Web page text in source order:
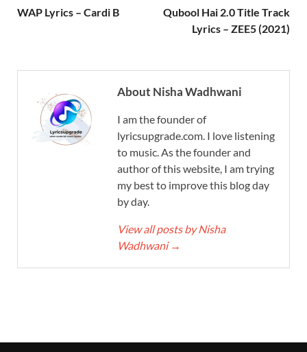
WAP Lyrics – Cardi B
Qubool Hai 2.0 Title Track
Lyrics – ZEE5 (2021)
About Nisha Wadhwani
I am the founder of
lyricsupgrade.com. I love listening
to music. As the founder and
author of this website, I am trying
my best to improve this blog day
by day.
View all posts by Nisha
Wadhwani →